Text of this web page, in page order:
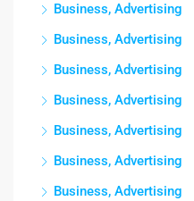
Business, Advertising
Business, Advertising
Business, Advertising
Business, Advertising
Business, Advertising
Business, Advertising
Business, Advertising